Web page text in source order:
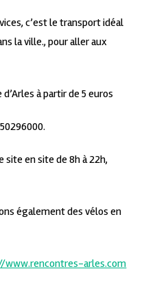
c’est le transport idéal
la ville., pour aller aux
à partir de 5 euros
en site de 8h à 22h,
également des vélos en
www.rencontres-arles.com